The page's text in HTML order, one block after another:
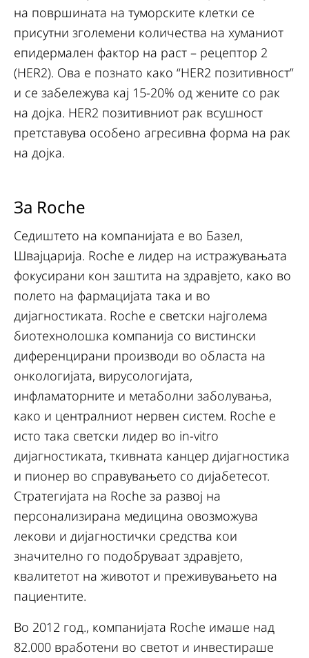
на површината на туморските клетки се
присутни зголемени количества на хуманиот
епидермален фактор на раст – рецептор 2
(HER2). Ова е познато како “HER2 позитивност”
и се забележува кај 15-20% од жените со рак
на дојка. HER2 позитивниот рак всушност
претставува особено агресивна форма на рак
на дојкa.
За Roche
Седиштето на компанијата е во Базел,
Швајцарија. Roche е лидер на истражувањата
фокусирани кон заштита на здравјето, како во
полето на фармацијата така и во
дијагностиката. Roche е светски најголема
биотехнолошка компанија со вистински
диференцирани производи во областа на
онкологијата, вирусологијата,
инфламаторните и метаболни заболувања,
како и централниот нервен систем. Roche е
исто така светски лидер во in-vitro
дијагностиката, ткивната канцер дијагностика
и пионер во справувањето со дијабетесот.
Стратегијата на Roche за развој на
персонализирана медицина овозможува
лекови и дијагностички средства кои
значително го подобруваат здравјето,
квалитетот на животот и преживувањето на
пациентите.
Во 2012 год., компанијата Roche имаше над
82.000 вработени во светот и инвестираше